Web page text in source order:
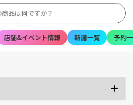
店舗&イベント情報 新譜一覧 予約